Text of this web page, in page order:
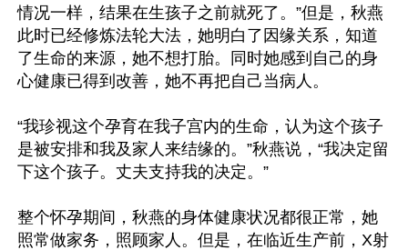
情况一样，结果在生孩子之前就死了。”但是，秋燕
此时已经修炼法轮大法，她明白了因缘关系，知道
了生命的来源，她不想打胎。同时她感到自己的身
心健康已得到改善，她不再把自己当病人。
“我珍视这个孕育在我子宫内的生命，认为这个孩子
是被安排和我及家人来结缘的。”秋燕说，“我决定留
下这个孩子。丈夫支持我的决定。”
整个怀孕期间，秋燕的身体健康状况都很正常，她
照常做家务，照顾家人。但是，在临近生产前，X射